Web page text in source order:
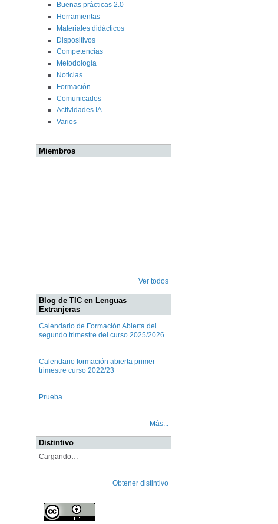
Buenas prácticas 2.0
Herramientas
Materiales didácticos
Dispositivos
Competencias
Metodología
Noticias
Formación
Comunicados
Actividades IA
Varios
Miembros
Ver todos
Blog de TIC en Lenguas
Extranjeras
Calendario de Formación Abierta del
segundo trimestre del curso 2025/2026
Calendario formación abierta primer
trimestre curso 2022/23
Prueba
Más...
Distintivo
Cargando…
Obtener distintivo